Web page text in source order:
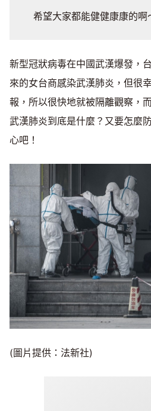
希望大家都能健健康康的啊
新型冠狀病毒在中國武漢爆發，
來的女台商感染武漢肺炎，但很
報，所以很快地就被隔離觀察，
武漢肺炎到底是什麼？又要怎麼
心吧！
(圖片提供：法新社)